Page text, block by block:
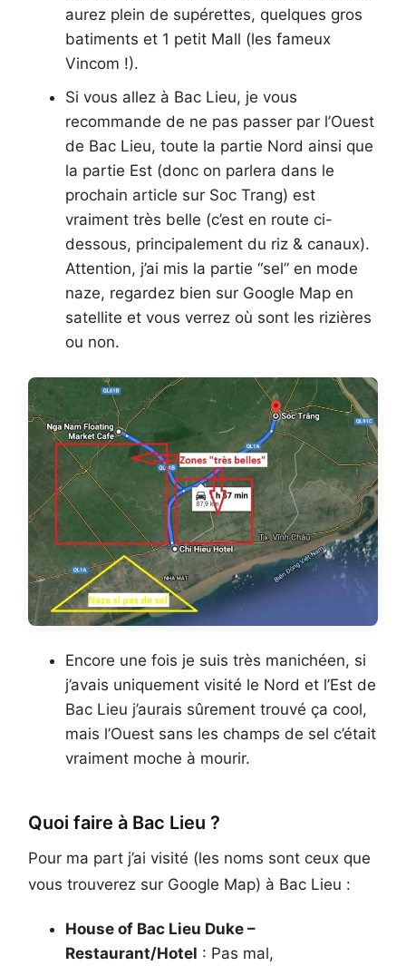
aurez plein de supérettes, quelques gros
batiments et 1 petit Mall (les fameux
Vincom !).
Si vous allez à Bac Lieu, je vous
recommande de ne pas passer par l’Ouest
de Bac Lieu, toute la partie Nord ainsi que
la partie Est (donc on parlera dans le
prochain article sur Soc Trang) est
vraiment très belle (c’est en route ci-
dessous, principalement du riz & canaux).
Attention, j’ai mis la partie “sel” en mode
naze, regardez bien sur Google Map en
satellite et vous verrez où sont les rizières
ou non.
Encore une fois je suis très manichéen, si
j’avais uniquement visité le Nord et l’Est de
Bac Lieu j’aurais sûrement trouvé ça cool,
mais l’Ouest sans les champs de sel c’était
vraiment moche à mourir.
Quoi faire à Bac Lieu ?
Pour ma part j’ai visité (les noms sont ceux que
vous trouverez sur Google Map) à Bac Lieu :
House of Bac Lieu Duke –
Restaurant/Hotel : Pas mal,